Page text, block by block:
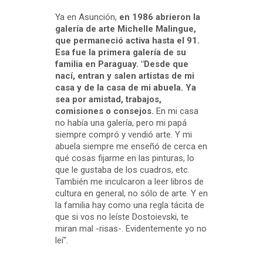
Ya en Asunción, en 1986 abrieron la
galería de arte Michelle Malingue,
que permaneció activa hasta el 91.
Esa fue la primera galería de su
familia en Paraguay. "Desde que
nací, entran y salen artistas de mi
casa y de la casa de mi abuela. Ya
sea por amistad, trabajos,
comisiones o consejos. En mi casa
no había una galería, pero mi papá
siempre compró y vendió arte. Y mi
abuela siempre me enseñó de cerca en
qué cosas fijarme en las pinturas, lo
que le gustaba de los cuadros, etc.
También me inculcaron a leer libros de
cultura en general, no sólo de arte. Y en
la familia hay como una regla tácita de
que si vos no leíste Dostoievski, te
miran mal -risas-. Evidentemente yo no
leí".